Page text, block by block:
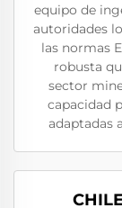
equipo de
autoridades
las normas
robusta
sector
capacidad
adaptadas